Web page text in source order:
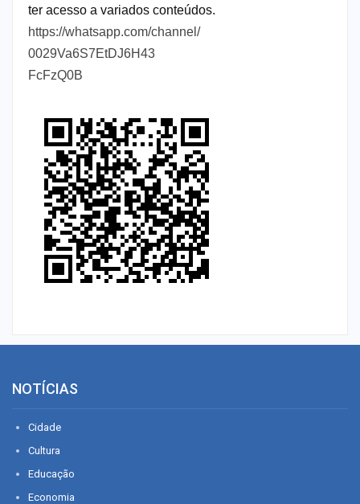
ter acesso a variados conteúdos.
https://whatsapp.com/channel/
0029Va6S7EtDJ6H43
FcFzQ0B
NOTÍCIAS
Cidade
Cultura
Educação
Economia